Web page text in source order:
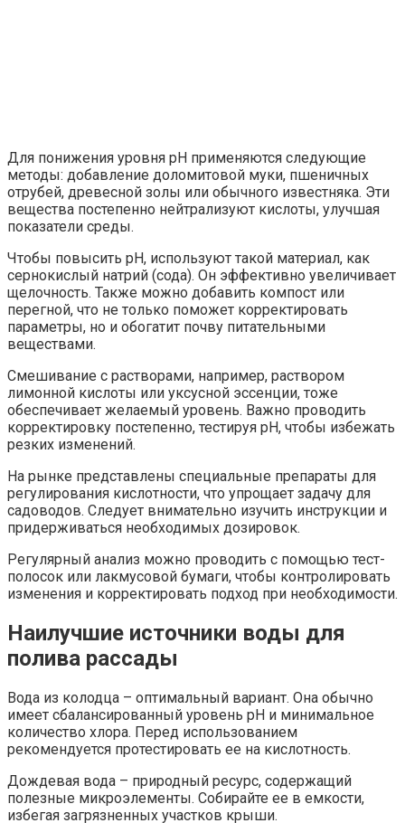
Для понижения уровня pH применяются следующие
методы: добавление доломитовой муки, пшеничных
отрубей, древесной золы или обычного известняка. Эти
вещества постепенно нейтрализуют кислоты, улучшая
показатели среды.
Чтобы повысить pH, используют такой материал, как
сернокислый натрий (сода). Он эффективно увеличивает
щелочность. Также можно добавить компост или
перегной, что не только поможет корректировать
параметры, но и обогатит почву питательными
веществами.
Смешивание с растворами, например, раствором
лимонной кислоты или уксусной эссенции, тоже
обеспечивает желаемый уровень. Важно проводить
корректировку постепенно, тестируя pH, чтобы избежать
резких изменений.
На рынке представлены специальные препараты для
регулирования кислотности, что упрощает задачу для
садоводов. Следует внимательно изучить инструкции и
придерживаться необходимых дозировок.
Регулярный анализ можно проводить с помощью тест-
полосок или лакмусовой бумаги, чтобы контролировать
изменения и корректировать подход при необходимости.
Наилучшие источники воды для
полива рассады
Вода из колодца – оптимальный вариант. Она обычно
имеет сбалансированный уровень pH и минимальное
количество хлора. Перед использованием
рекомендуется протестировать ее на кислотность.
Дождевая вода – природный ресурс, содержащий
полезные микроэлементы. Собирайте ее в емкости,
избегая загрязненных участков крыши.